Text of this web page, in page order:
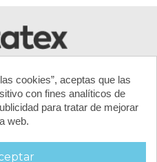
cookies”, aceptas que las
con fines analíticos de
para tratar de mejorar
web.